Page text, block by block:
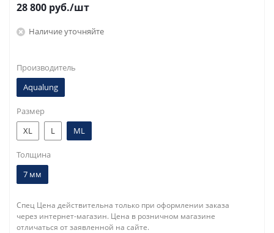
28 800 руб./шт
Наличие уточняйте
Производитель
Aqualung
Размер
XL
L ML
Толщина
7 мм
Спец Цена действительна только при оформлении заказа
через интернет-магазин. Цена в розничном магазине
отличаться от заявленной на сайте.